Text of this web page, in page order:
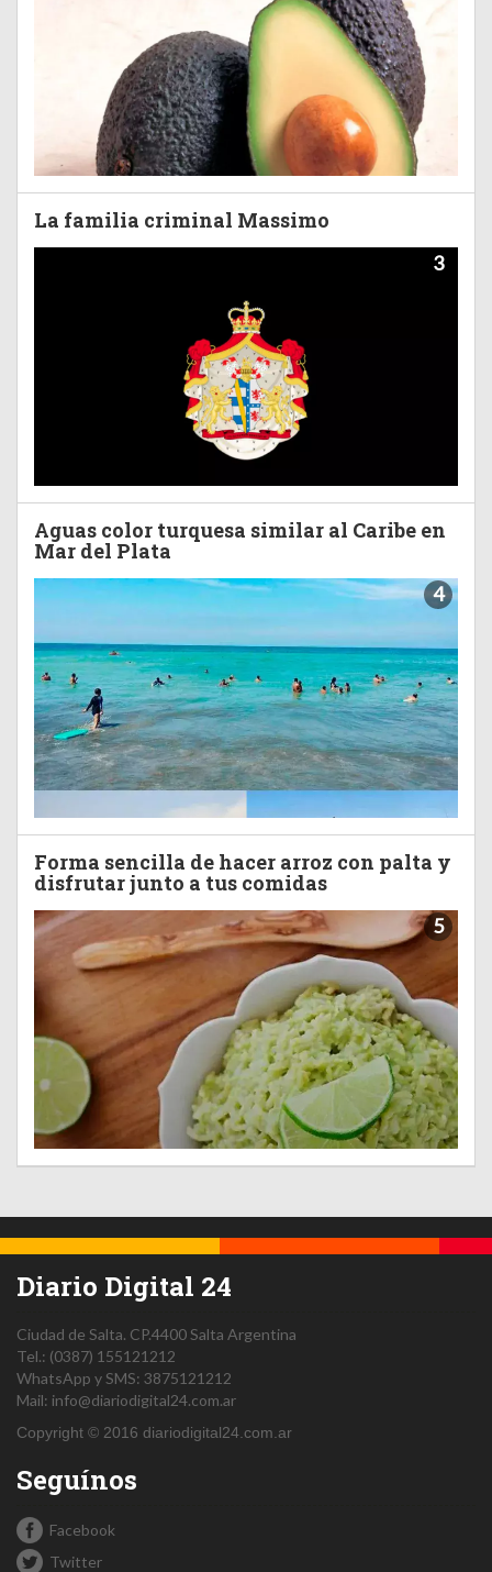
La familia criminal Massimo
3
Aguas color turquesa similar al Caribe en
Mar del Plata
4
Forma sencilla de hacer arroz con palta y
disfrutar junto a tus comidas
5
Diario Digital 24
Ciudad de Salta. CP.4400Salta Argentina
Tel.: (0387) 155121212
WhatsApp y SMS: 3875121212
Mail: info@diariodigital24.com.ar
Copyright © 2016 diariodigital24.com.ar
Seguínos
Facebook
Twitter